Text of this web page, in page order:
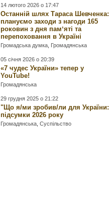
14 лютого 2026 о 17:47
Останній шлях Тараса Шевченка:
плануємо заходи з нагоди 165
роковин з дня памʼяті та
перепоховання в Україні
Громадська думка Громадянська
05 січня 2026 о 20:39
«7 чудес України» тепер у
YouTube!
Громадянська
29 грудня 2025 о 21:22
"Що я/ми зробив/ли для України:
підсумки 2026 року
Громадянська ,Суспільство